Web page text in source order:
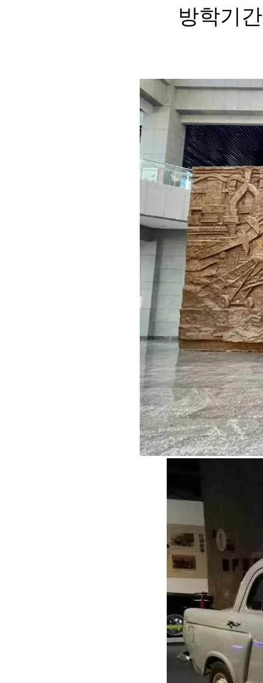
방학기